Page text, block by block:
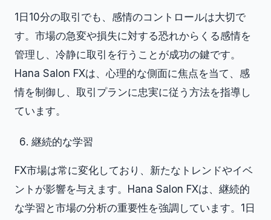
1日10分の取引でも、感情のコントロールは大切で
す。市場の急変や損失に対する恐れからくる感情を
管理し、冷静に取引を行うことが成功の鍵です。
Hana Salon FXは、心理的な側面に焦点を当て、感
情を制御し、取引プランに忠実に従う方法を指導し
ています。
継続的な学習
FX市場は常に変化しており、新たなトレンドやイベ
ントが影響を与えます。Hana Salon FXは、継続的
な学習と市場の分析の重要性を強調しています。1日